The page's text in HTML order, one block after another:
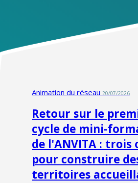
Animation du réseau 20/07/2026
Retour sur le
cycle de mini-
de l'ANVITA : trois
pour construire
territoires